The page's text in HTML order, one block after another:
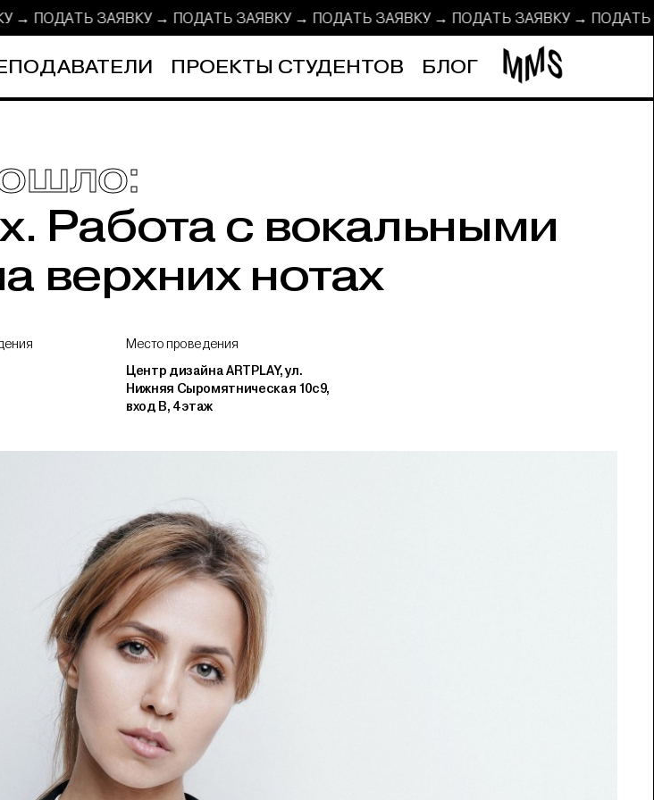
→ ПОДАТЬ ЗАЯВКУ →ПОДАТЬ ЗАЯВКУ → ПОДАТЬ ЗАЯВКУ → ПОДАТЬ ЗАЯВКУ →
ПРОЕКТЫ СТУДЕНТОВ БЛОГ
Работа с вокальными
верхних нотах
Место проведения
Центр дизайна ARTPLAY, ул.
Нижняя Сыромятническая 10с9,
вход В, 4 этаж